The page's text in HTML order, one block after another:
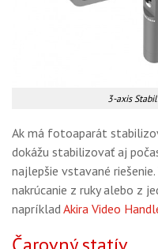
3-axis
Ak má fotoaparát
dokážu stabilizovať aj
najlepšie vstavané
nakrúcanie z ruky alebo z
napríklad Akira Video